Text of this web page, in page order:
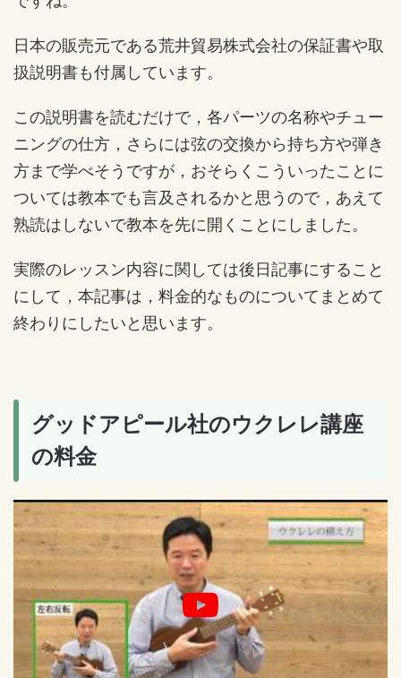
日本の販売元である荒井貿易株式会社の保証書や取
扱説明書も付属しています。
この説明書を読むだけで，各パーツの名称やチュー
ニングの仕方，さらには弦の交換から持ち方や弾き
方まで学べそうですが，おそらくこういったことに
ついては教本でも言及されるかと思うので，あえて
熟読はしないで教本を先に開くことにしました。
実際のレッスン内容に関しては後日記事にすること
にして，本記事は，料金的なものについてまとめて
終わりにしたいと思います。
グッドアピール社のウクレレ講座
の料金